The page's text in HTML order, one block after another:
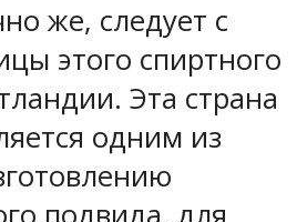
же, следует с
этого спиртного
Эта страна
одним из